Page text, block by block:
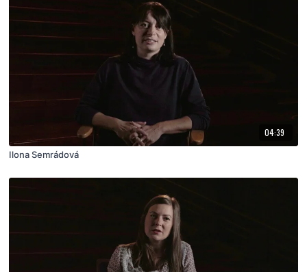
04:39
Ilona Semrádová